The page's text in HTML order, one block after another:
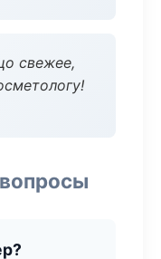
свежее,